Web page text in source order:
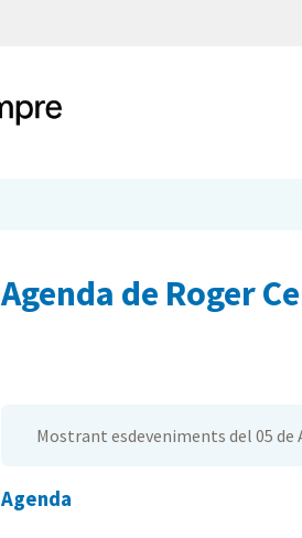
Agenda de Roger
Mostrant esdeveniments del 05 de
Agenda